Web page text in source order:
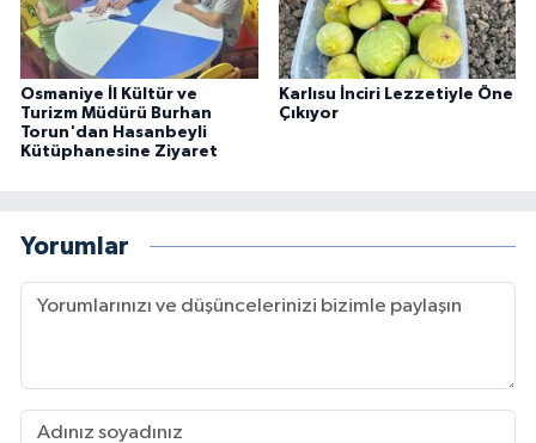
Osmaniye İl Kültür ve
Turizm Müdürü Burhan
Torun'dan Hasanbeyli
Kütüphanesine Ziyaret
Karlısu İnciri Lezzetiyle Öne
Çıkıyor
Yorumlar